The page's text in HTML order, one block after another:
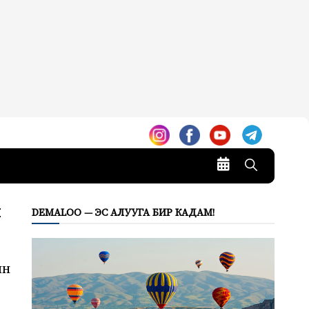
DEMALOO — ЭС АЛУУГА БИР КАДАМ!